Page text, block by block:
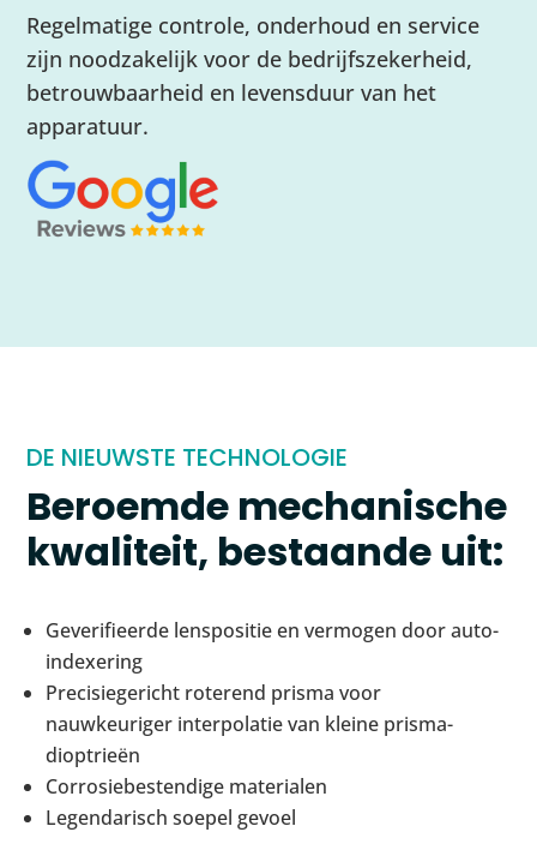
Regelmatige controle, onderhoud en service
zijn noodzakelijk voor de bedrijfszekerheid,
betrouwbaarheid en levensduur van het
apparatuur.
DE NIEUWSTE TECHNOLOGIE
Beroemde mechanische
kwaliteit, bestaande uit:
Geverifieerde lenspositie en vermogen door auto-
indexering
Precisiegericht roterend prisma voor
nauwkeuriger interpolatie van kleine prisma-
dioptrieën
Corrosiebestendige materialen
Legendarisch soepel gevoel